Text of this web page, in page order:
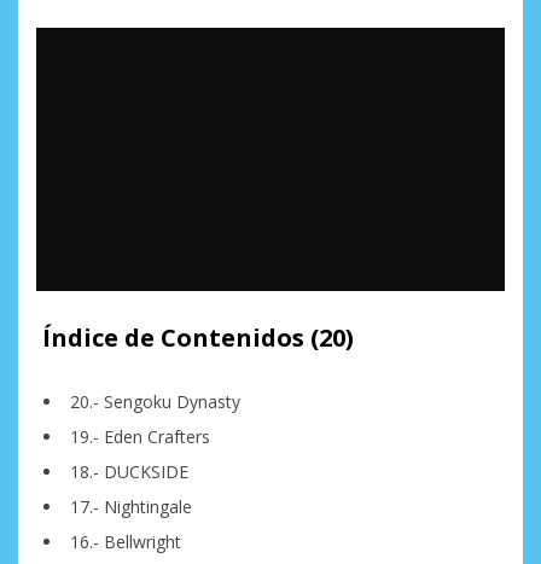
Índice de Contenidos (20)
20.- Sengoku Dynasty
19.- Eden Crafters
18.- DUCKSIDE
17.- Nightingale
16.- Bellwright